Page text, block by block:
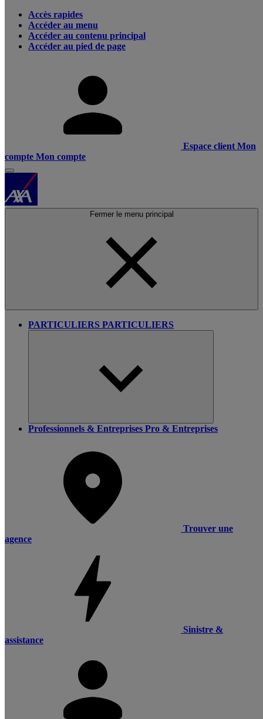
Accès rapides
Accéder au menu
Accéder au contenu principal
Accéder au pied de page
Espace client Mon
compte Mon compte
Fermer le menu principal
PARTICULIERS PARTICULIERS
Professionnels & Entreprises Pro & Entreprises
Trouver une
agence
Sinistre &
assistance